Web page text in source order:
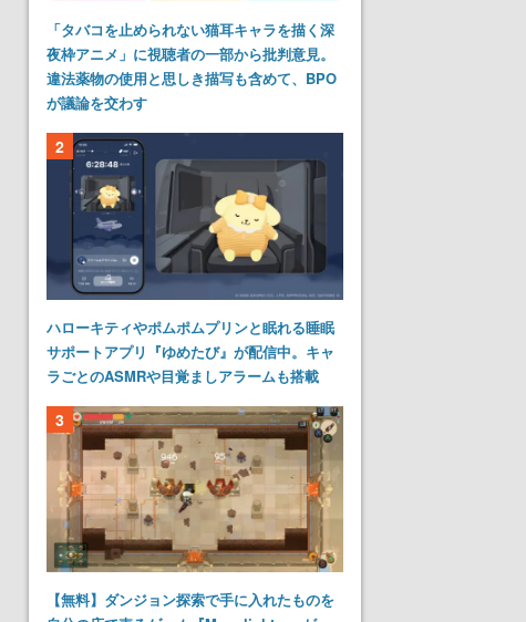
「タバコを止められない猫耳キャラを描く深
夜枠アニメ」に視聴者の一部から批判意見。
違法薬物の使用と思しき描写も含めて、BPO
が議論を交わす
2
ハローキティやポムポムプリンと眠れる睡眠
サポートアプリ『ゆめたび』が配信中。キャ
ラごとのASMRや目覚ましアラームも搭載
3
【無料】ダンジョン探索で手に入れたものを